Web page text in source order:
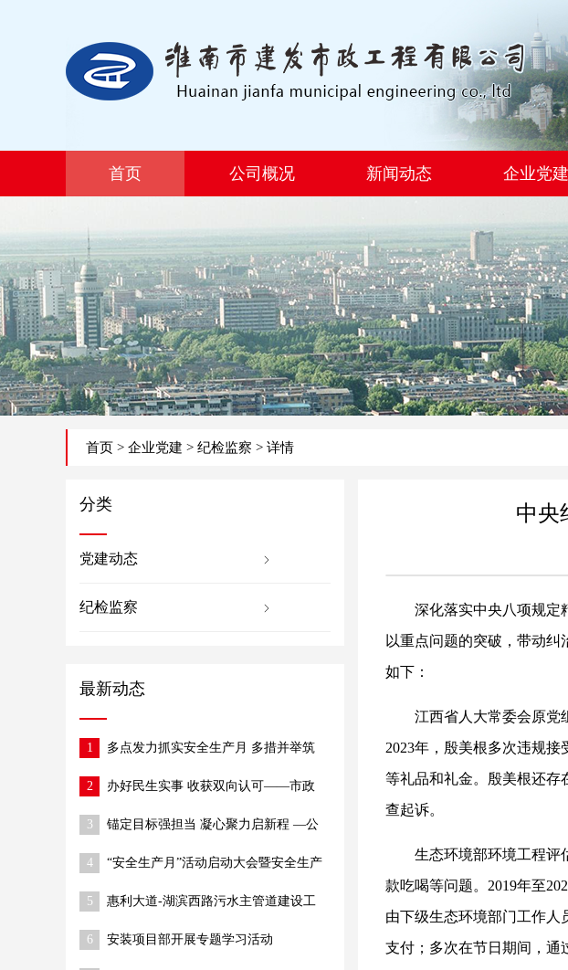
首页 公司概况 新闻动态 企业党建
首页 > 企业党建 > 纪检监察 > 详情
分类
党建动态
纪检监察
最新动态
1
多点发力抓实安全生产月 多措并举筑
2
办好民生实事 收获双向认可——市政
锦旗
3
锚定目标强担当 凝心聚力启新程 —公
4
“安全生产月”活动启动大会暨安全生产
5
惠利大道-湖滨西路污水主管道建设工
6
安装项目部开展专题学习活动
中央
深化落实中央八项规定
以重点问题的突破，带动
如下：
江西省人大常委会原党
2023年，殷美根多次违规
等礼品和礼金。殷美根还存
查起诉。
生态环境部环境工程评
款吃喝等问题。2019年至
由下级生态环境部门工作人
支付；多次在节日期间，通